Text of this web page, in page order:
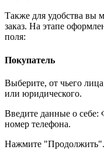
Также для удобства вы
заказ. На этапе
поля:
Покупатель
Выберите, от чьего
или юридического.
Введите данные о
номер телефона.
Нажмите "Продолжить".